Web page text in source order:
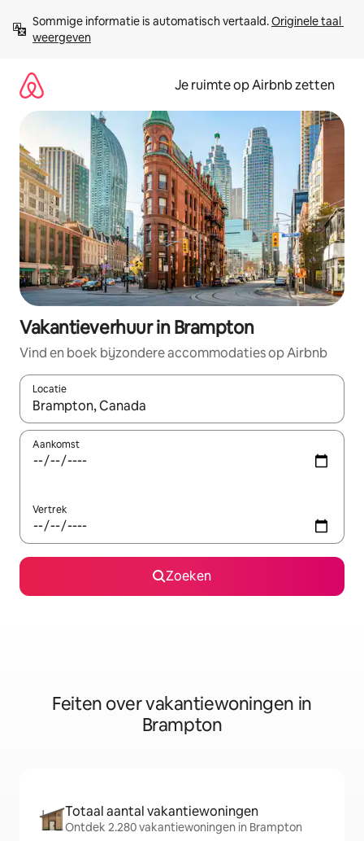
direct
naar
Sommige informatie is automatisch vertaald. Originele taal
weergeven
Je ruimte op Airbnb zetten
Vakantieverhuur in Brampton
Vind en boek bijzondere accommodaties op Airbnb
Locatie
Wanneer er suggesties beschikbaar zijn, maak je een keuze
Aankomst
Vertrek
Zoeken
Feiten over vakantiewoningen in
Brampton
Totaal aantal vakantiewoningen
Ontdek 2.280 vakantiewoningen in Brampton